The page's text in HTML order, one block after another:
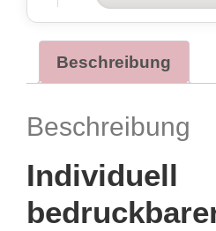
Beschreibung
Beschreibung
Individuell